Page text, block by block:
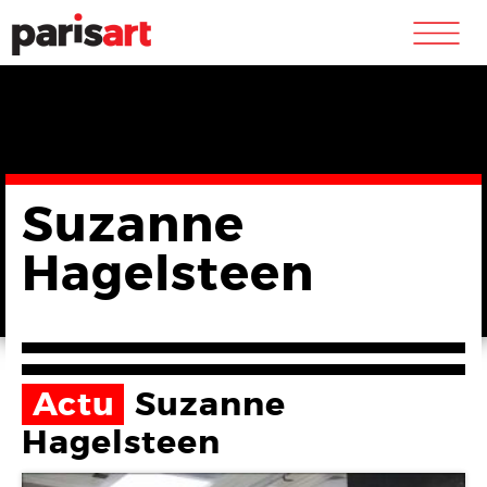
m
Suzanne
Hagelsteen
Actu Suzanne
Hagelsteen